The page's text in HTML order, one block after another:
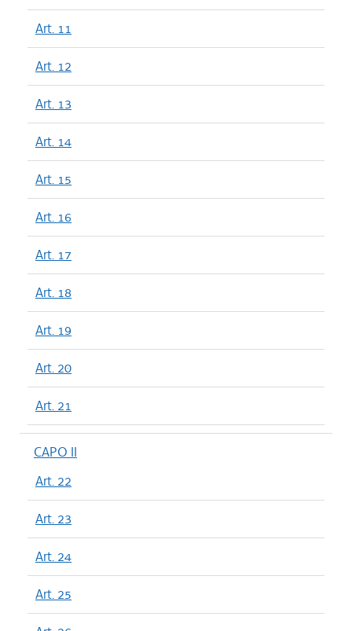
Art. 11
Art. 12
Art. 13
Art. 14
Art. 15
Art. 16
Art. 17
Art. 18
Art. 19
Art. 20
Art. 21
CAPO II
Art. 22
Art. 23
Art. 24
Art. 25